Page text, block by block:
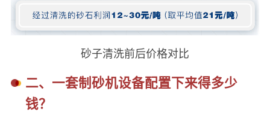
砂子清洗前后价格对比
二、一套制砂机设备配置下来得多少
钱？